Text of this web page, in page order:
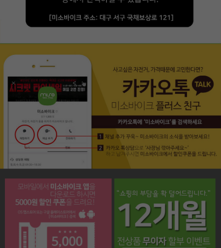
페이코 라이프